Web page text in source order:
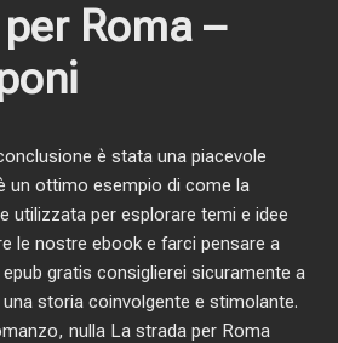
Roma –
è stata una piacevole
un ottimo esempio di come la
utilizzata per esplorare temi e idee
le nostre ebook e farci pensare a
gratis consiglierei sicuramente a
storia coinvolgente e stimolante.
nulla La strada per Roma